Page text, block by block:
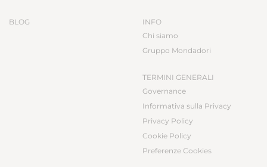
BLOG
INFO
Chi siamo
Gruppo Mondadori
TERMINI GENERALI
Governance
Informativa sulla Privacy
Privacy Policy
Cookie Policy
Preferenze Cookies